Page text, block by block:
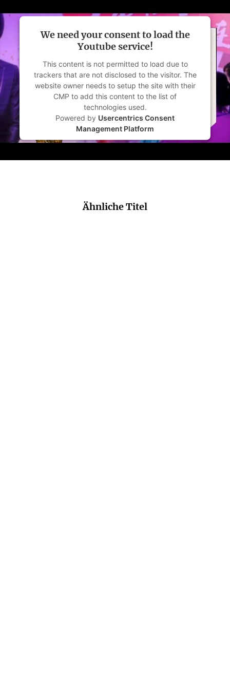
We need your consent to load the
Youtube service!
This content is not permitted to load due to
trackers that are not disclosed to the visitor. The
website owner needs to setup the site with their
CMP to add this content to the list of
technologies used.
Powered by Usercentrics Consent
Management Platform
Ähnliche Titel